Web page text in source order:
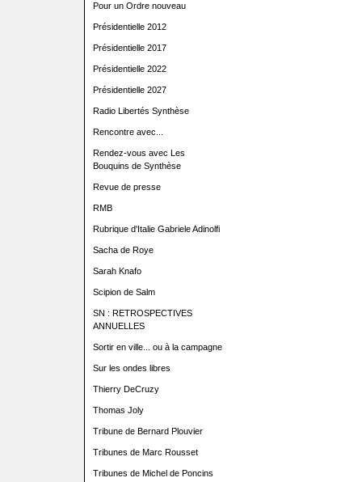
Pour un Ordre nouveau
Présidentielle 2012
Présidentielle 2017
Présidentielle 2022
Présidentielle 2027
Radio Libertés Synthèse
Rencontre avec...
Rendez-vous avec Les
Bouquins de Synthèse
Revue de presse
RMB
Rubrique d'Italie Gabriele Adinolfi
Sacha de Roye
Sarah Knafo
Scipion de Salm
SN : RETROSPECTIVES
ANNUELLES
Sortir en ville... ou à la campagne
Sur les ondes libres
Thierry DeCruzy
Thomas Joly
Tribune de Bernard Plouvier
Tribunes de Marc Rousset
Tribunes de Michel de Poncins